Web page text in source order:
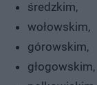
średzkim,
wołowskim,
górowskim,
głogowskim,